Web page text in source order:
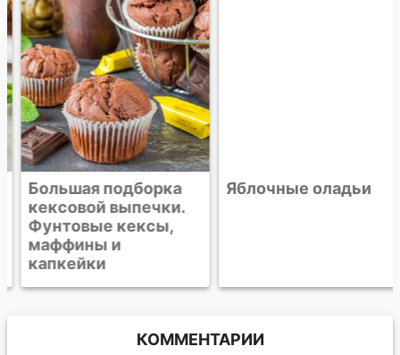
Большая подборка
кексовой выпечки.
Фунтовые кексы,
маффины и
капкейки
Яблочные оладьи
КОММЕНТАРИИ